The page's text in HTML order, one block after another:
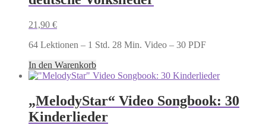
21,90 €
64 Lektionen – 1 Std. 28 Min. Video – 30 PDF
In den Warenkorb
„MelodyStar“ Video Songbook: 30
Kinderlieder